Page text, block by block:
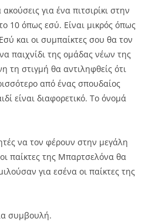
για ένα πιτσιρίκι στην
10 όπως εσύ. Είναι μικρός όπως
και οι συμπαίκτες σου θα τον
παιχνίδι της ομάδας νέων της
τη στιγμή θα αντιληφθείς ότι
από ένας σπουδαίος
είναι διαφορετικό. Το όνομά
να τον φέρουν στην μεγάλη
παίκτες της Μπαρτσελόνα θα
για εσένα οι παίκτες της
συμβουλή.